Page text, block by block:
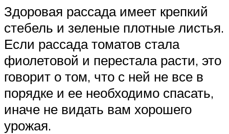
Здоровая рассада имеет крепкий
стебель и зеленые плотные листья.
Если рассада томатов стала
фиолетовой и перестала расти, это
говорит о том, что с ней не все в
порядке и ее необходимо спасать,
иначе не видать вам хорошего
урожая.